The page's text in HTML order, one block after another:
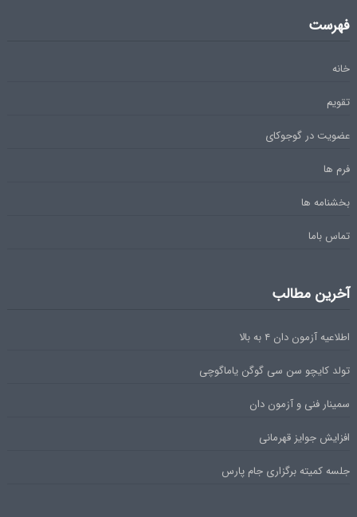
فهرست
خانه
تقویم
عضویت در گوجوکای
فرم ها
بخشنامه ها
تماس باما
آخرین مطالب
اطلاعیه آزمون دان ۴ به بالا
تولد کایچو سن سی گوگن یاماگوچی
سمینار فنی و آزمون دان
افزایش جوایز قهرمانی
جلسه کمیته برگزاری جام پارس